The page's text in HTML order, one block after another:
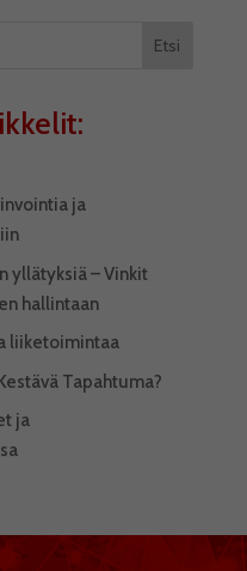
Etsi
ja
yllätyksiä – Vinkit
hallintaan
liiketoimintaa
Tapahtuma?
ja